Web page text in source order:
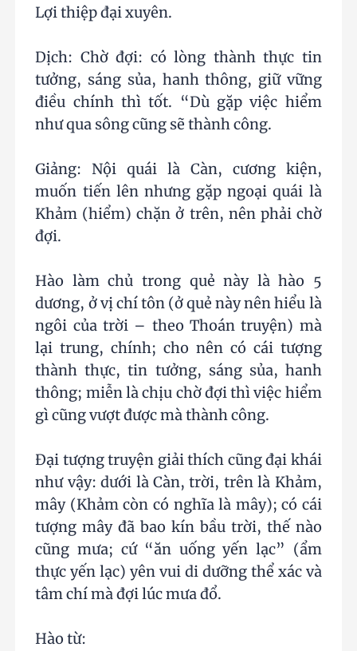
Lợi thiệp đại xuyên.
Dịch: Chờ đợi: có lòng thành thực tin
tưởng, sáng sủa, hanh thông, giữ vững
điều chính thì tốt. “Dù gặp việc hiểm
như qua sông cũng sẽ thành công.
Giảng: Nội quái là Càn, cương kiện,
muốn tiến lên nhưng gặp ngoại quái là
Khảm (hiểm) chặn ở trên, nên phải chờ
đợi.
Hào làm chủ trong quẻ này là hào 5
dương, ở vị chí tôn (ở quẻ này nên hiểu là
ngôi của trời – theo Thoán truyện) mà
lại trung, chính; cho nên có cái tượng
thành thực, tin tưởng, sáng sủa, hanh
thông; miễn là chịu chờ đợi thì việc hiểm
gì cũng vượt được mà thành công.
Đại tượng truyện giải thích cũng đại khái
như vậy: dưới là Càn, trời, trên là Khảm,
mây (Khảm còn có nghĩa là mây); có cái
tượng mây đã bao kín bầu trời, thế nào
cũng mưa; cứ “ăn uống yến lạc” (ẩm
thực yến lạc) yên vui di dưỡng thể xác và
tâm chí mà đợi lúc mưa đổ.
Hào từ: